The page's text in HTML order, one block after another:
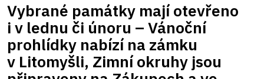
Vybrané památky mají otevřeno
i v lednu či únoru – Vánoční
prohlídky nabízí na zámku
v Litomyšli, Zimní okruhy jsou